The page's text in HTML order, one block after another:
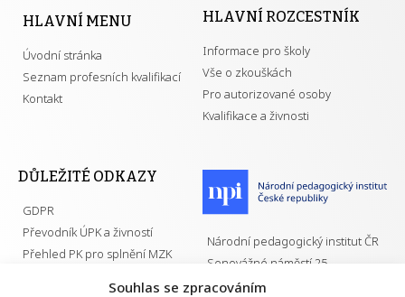
Souhlas se zpracováním
HLAVNÍ MENU
Úvodní stránka
Seznam profesních kvalifikací
Kontakt
HLAVNÍ ROZCESTNÍK
Informace pro školy
Vše o zkouškách
Pro autorizované osoby
Kvalifikace a živnosti
DŮLEŽITÉ ODKAZY
GDPR
Převodník ÚPK a živností
Přehled PK pro splnění MZK
Národní pedagogický institut ČR
Senovážné náměstí 25
110 00 Praha 1